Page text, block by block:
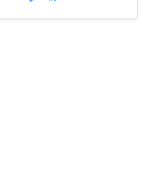
به‌روزرسانی‌های سایت